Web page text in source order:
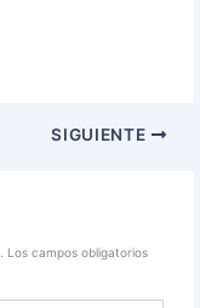
SIGUIENTE
Los campos obligatorios